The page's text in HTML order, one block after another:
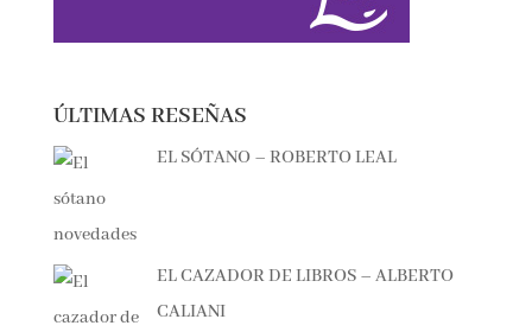
ÚLTIMAS RESEÑAS
EL SÓTANO – ROBERTO LEAL
EL CAZADOR DE LIBROS – ALBERTO
CALIANI